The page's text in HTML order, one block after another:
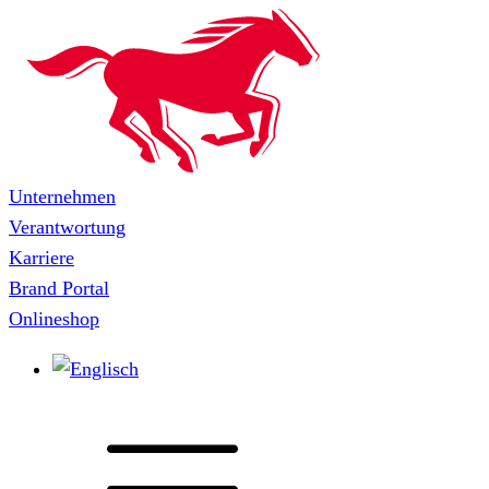
Unternehmen
Verantwortung
Karriere
Brand Portal
Onlineshop